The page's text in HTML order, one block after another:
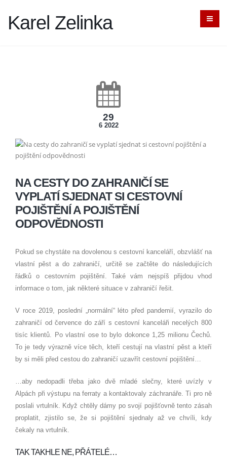
Karel Zelinka
29
6 2022
NA CESTY DO ZAHRANIČÍ SE
VYPLATÍ SJEDNAT SI CESTOVNÍ
POJIŠTĚNÍ A POJIŠTĚNÍ
ODPOVĚDNOSTI
Pokud se chystáte na dovolenou s cestovní kanceláří, obzvlášť na
vlastní pěst a do zahraničí, určitě se začtěte do následujících
řádků o cestovním pojištění. Také vám nejspíš přijdou vhod
informace o tom, jak některé situace v zahraničí řešit.
V roce 2019, poslední „normální“ léto před pandemií, vyrazilo do
zahraničí od července do září s cestovní kanceláři necelých 800
tisíc klientů. Po vlastní ose to bylo dokonce 1,25 milionu Čechů.
To je tedy výrazně více těch, kteří cestují na vlastní pěst a kteří
by si měli před cestou do zahraničí uzavřít cestovní pojištění…
…aby nedopadli třeba jako dvě mladé slečny, které uvízly v
Alpách při výstupu na ferraty a kontaktovaly záchranáře. Ti pro ně
poslali vrtulník. Když chtěly dámy po svojí pojišťovně tento zásah
proplatit, zjistilo se, že si pojištění sjednaly až ve chvíli, kdy
čekaly na vrtulník.
TAK TAKHLE NE, PŘÁTELÉ…